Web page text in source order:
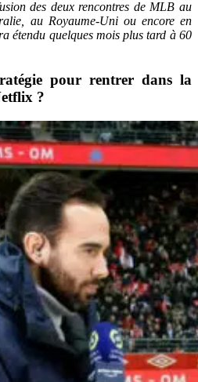
des deux rencontres de MLB au
au Royaume-Uni ou encore en
étendu quelques mois plus tard à 60
pour rentrer dans la
?